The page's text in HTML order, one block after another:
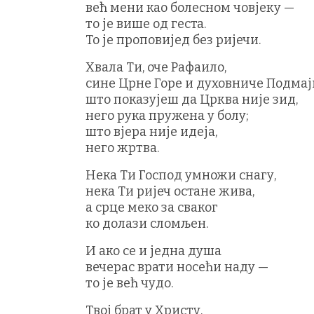
већ мени као болесном човјеку —
то је више од геста.
То је проповијед без ријечи.
Хвала Ти, оче Рафаило,
сине Црне Горе и духовниче
што показујеш да Црква није зид,
него рука пружена у болу;
што вјера није идеја,
него жртва.
Нека Ти Господ умножи снагу,
нека Ти ријеч остане жива,
а срце меко за сваког
ко долази сломљен.
И ако се и једна душа
вечерас врати носећи наду —
то је већ чудо.
Твој брат у Христу,